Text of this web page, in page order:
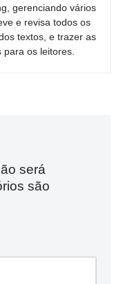
gerenciando vários
e revisa todos os
textos, e trazer as
os leitores.
será
são